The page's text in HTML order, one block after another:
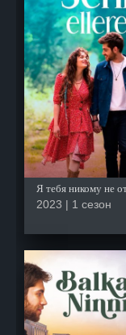
Я тебя никому не
2023 | 1 сезон